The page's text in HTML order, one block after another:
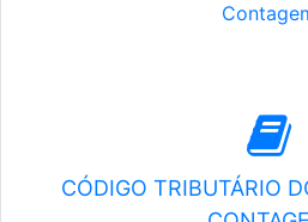
CÓDIGO TRIBUTÁRIO